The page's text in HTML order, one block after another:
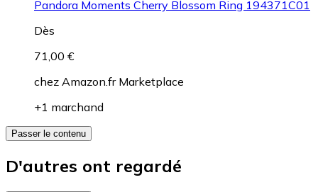
Pandora Moments Cherry Blossom Ring 194371C01
Dès
71,00 €
chez Amazon.fr Marketplace
+1 marchand
Passer le contenu
D'autres ont regardé